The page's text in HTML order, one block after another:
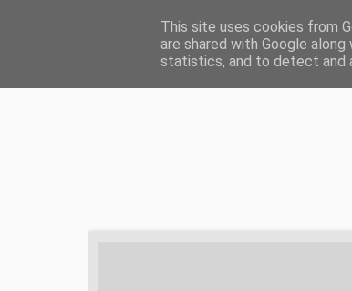
ŻYCIE CHRZEŚCIJAŃSKIE
This site uses cookies from
are shared with Google
statistics, and to detect and